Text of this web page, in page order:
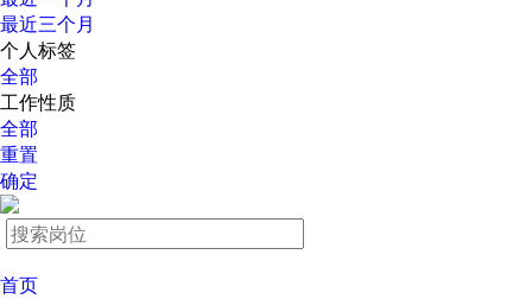
最近三个月
个人标签
全部
工作性质
全部
重置
确定
首页